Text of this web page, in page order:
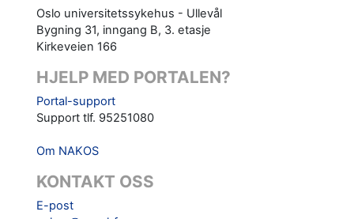
Oslo universitetssykehus - Ullevål
Bygning 31, inngang B, 3. etasje
Kirkeveien 166
HJELP MED PORTALEN?
Portal-support
Support tlf. 95251080
Om NAKOS
KONTAKT OSS
E-post